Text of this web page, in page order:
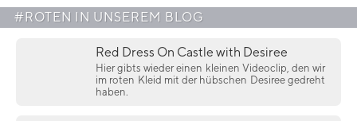
#ROTEN IN UNSEREM BLOG
Red Dress On Castle with Desiree
Hier gibts wieder einen kleinen Videoclip, den wir
im roten Kleid mit der hübschen Desiree gedreht
haben.